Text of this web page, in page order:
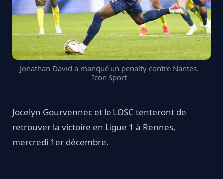
Jonathan David a manqué un penalty contre Nantes.
Icon Sport
Jocelyn Gourvennec et le LOSC tenteront de
retrouver la victoire en Ligue 1 à Rennes,
mercredi 1er décembre.